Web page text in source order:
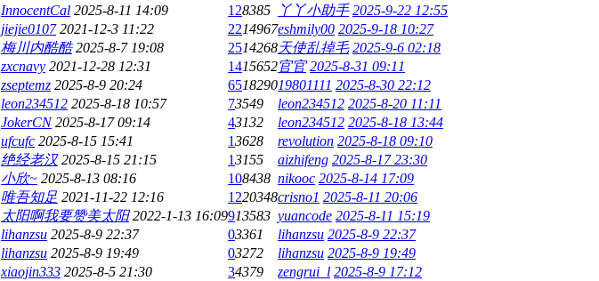
InnocentCal 2025-8-11 14:09 128385 丫丫小助手 2025-9-22 12:55
jiejie0107 2021-12-3 11:22 2214967eshmily00 2025-9-18 10:27
梅川内酷酷 2025-8-7 19:08 2514268天使乱掉毛 2025-9-6 02:18
zxcnavy 2021-12-28 12:31 1415652官官 2025-8-31 09:11
zseptemz 2025-8-9 20:24 651829019801111 2025-8-30 22:12
leon234512 2025-8-18 10:57 73549 leon234512 2025-8-20 11:11
JokerCN 2025-8-17 09:14 43132 leon234512 2025-8-18 13:44
ufcufc 2025-8-15 15:41 13628 revolution 2025-8-18 09:10
绝经老汉 2025-8-15 21:15 13155 aizhifeng 2025-8-17 23:30
小欣~ 2025-8-13 08:16 108438 nikooc 2025-8-14 17:09
唯吾知足 2021-11-22 12:16 1220348crisno1 2025-8-11 20:06
太阳啊我要赞美太阳 2022-1-13 16:09913583 yuancode 2025-8-11 15:19
lihanzsu 2025-8-9 22:37 03361 lihanzsu 2025-8-9 22:37
lihanzsu 2025-8-9 19:49 03272 lihanzsu 2025-8-9 19:49
xiaojin333 2025-8-5 21:30 34379 zengrui_l 2025-8-9 17:12